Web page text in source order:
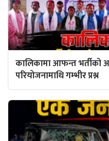
कालिकामा आफन्त भर्तीको
परियोजनामाथि गम्भीर प्रश्न